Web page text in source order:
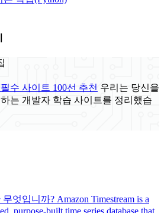
수 사이트 100선 추천 우리는 당신을
는 개발자 학습 사이트를 정리했습
엇입니까? Amazon Timestream is a